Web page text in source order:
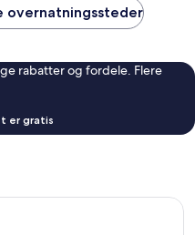
overnatningssteder
rabatter og fordele. Flere
er gratis